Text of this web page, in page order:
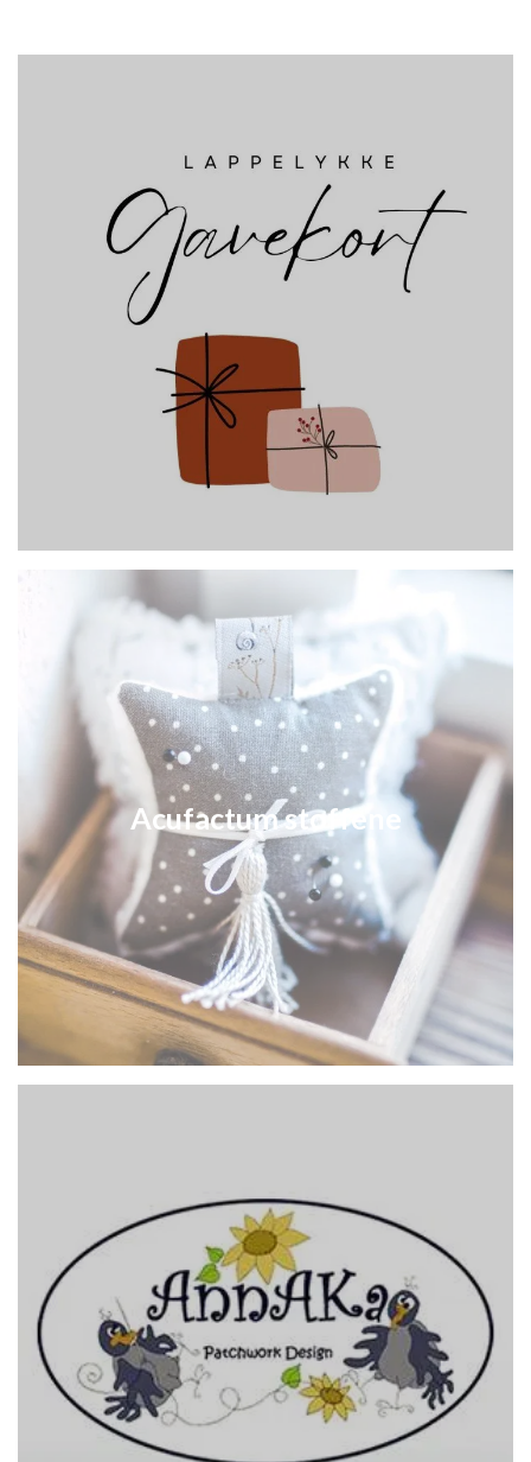
Acufactum stoffene